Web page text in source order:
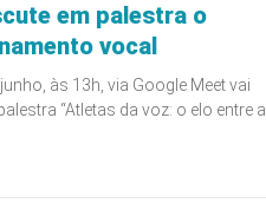
em palestra o
vocal
às 13h, via Google Meet vai
“Atletas da voz: o elo entre a